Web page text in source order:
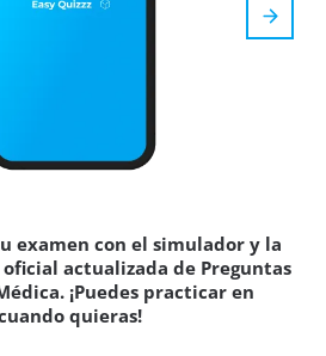
examen con el simulador y la
actualizada de Preguntas
¡Puedes practicar en
quieras!